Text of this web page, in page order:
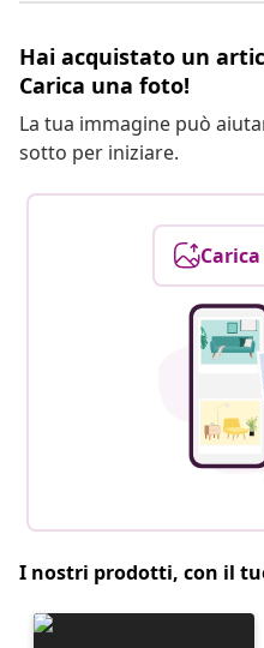
Hai acquistato un
Carica una foto!
La tua immagine può
sotto per iniziare.
I nostri prodotti, con il